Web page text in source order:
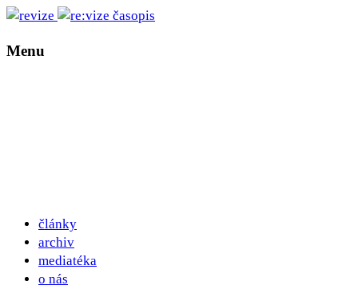
Menu
články
archiv
mediatéka
o nás